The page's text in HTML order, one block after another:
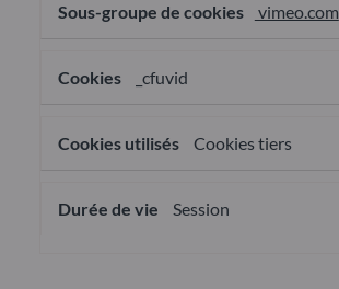
vimeo.com
_cfuvid
Cookies tiers
Session